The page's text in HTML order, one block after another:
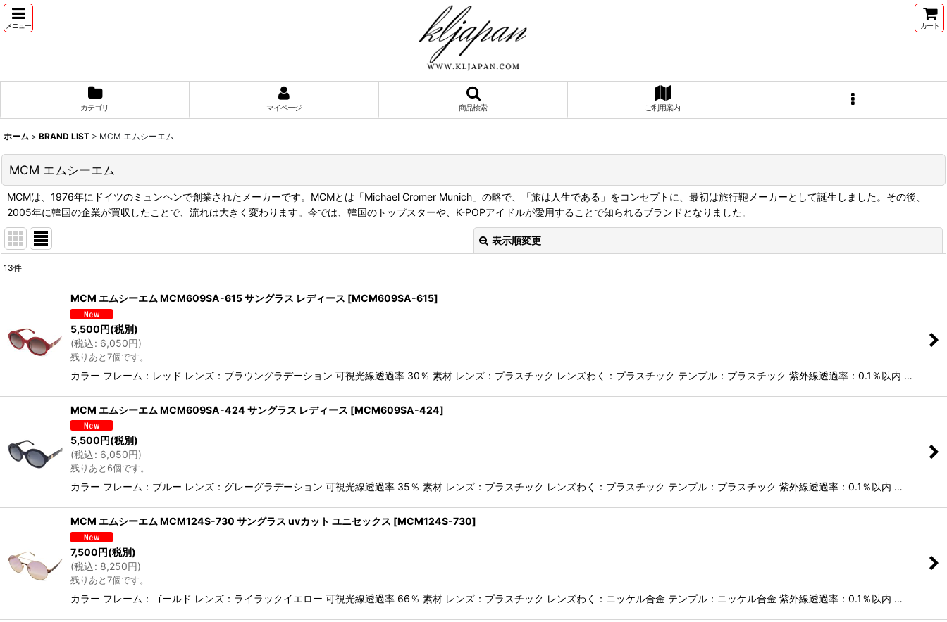
メニュー カート
カテゴリ マイページ 商品検索 ご利用案内
ホーム > BRAND LIST > MCM エムシーエム
MCM エムシーエム
MCMは、1976年にドイツのミュンヘンで創業されたメーカーです。MCMとは「Michael Cromer Munich」の略で、「旅は人生である」をコンセプトに、最初は旅行鞄メーカーとして誕生しました。その後、
2005年に韓国の企業が買収したことで、流れは大きく変わります。今では、韓国のトップスターや、K-POPアイドルが愛用することで知られるブランドとなりました。
表示順変更
13件
MCM エムシーエム MCM609SA-615 サングラス レディース [MCM609SA-615]
5,500円(税別)
(税込: 6,050円)
残りあと7個です。
カラー フレーム：レッド レンズ：ブラウングラデーション 可視光線透過率 30％ 素材 レンズ：プラスチック レンズわく：プラスチック テンプル：プラスチック 紫外線透過率：0.1％以内 …
MCM エムシーエム MCM609SA-424 サングラス レディース [MCM609SA-424]
5,500円(税別)
(税込: 6,050円)
残りあと6個です。
カラー フレーム：ブルー レンズ：グレーグラデーション 可視光線透過率 35％ 素材 レンズ：プラスチック レンズわく：プラスチック テンプル：プラスチック 紫外線透過率：0.1％以内 …
MCM エムシーエム MCM124S-730 サングラス uvカット ユニセックス [MCM124S-730]
7,500円(税別)
(税込: 8,250円)
残りあと7個です。
カラー フレーム：ゴールド レンズ：ライラックイエロー 可視光線透過率 66％ 素材 レンズ：プラスチック レンズわく：ニッケル合金 テンプル：ニッケル合金 紫外線透過率：0.1％以内 …